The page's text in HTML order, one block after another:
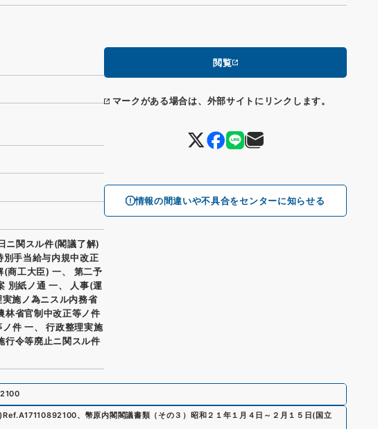
閲覧
マークがある場合は、外部サイトにリンクします。
情報の間違いや不具合をセンターに知らせる
ニ関スル件(閣議了解)
手当給与内規中改正
(商工大臣) 一、 第二予
別紙ノ通 一、 人事(運
施ノ為ニスル内務省
林省官制中改正等ノ件
件 一、 行政整理実施
行令等廃止ニ関スル件
Ref.A17110892100、 幣原内閣閣議書類（その３）昭和２１年１月４日～２月１５日(国立